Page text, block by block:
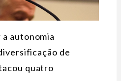
autonomia
de
quatro